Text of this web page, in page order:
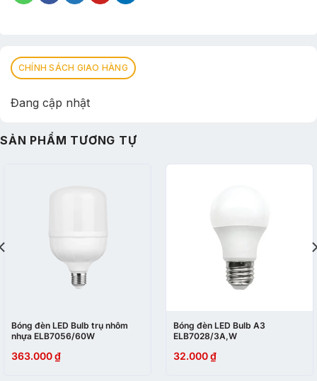
CHÍNH SÁCH GIAO HÀNG
Đang cập nhật
SẢN PHẨM TƯƠNG TỰ
Bóng đèn LED Bulb trụ nhôm
nhựa ELB7056/60W
363.000₫
Bóng đèn LED Bulb A3
ELB7028/3A,W
32.000₫